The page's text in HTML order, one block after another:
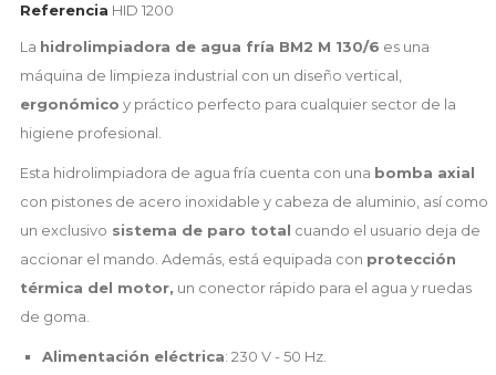
Referencia HID 1200
La hidrolimpiadora de agua fría BM2 M 130/6 es una
máquina de limpieza industrial con un diseño vertical,
ergonómico y práctico perfecto para cualquier sector de la
higiene profesional.
Esta hidrolimpiadora de agua fría cuenta con una bomba axial
con pistones de acero inoxidable y cabeza de aluminio, así como
un exclusivo sistema de paro total cuando el usuario deja de
accionar el mando. Además, está equipada con protección
térmica del motor, un conector rápido para el agua y ruedas
de goma.
Alimentación eléctrica: 230 V - 50 Hz.